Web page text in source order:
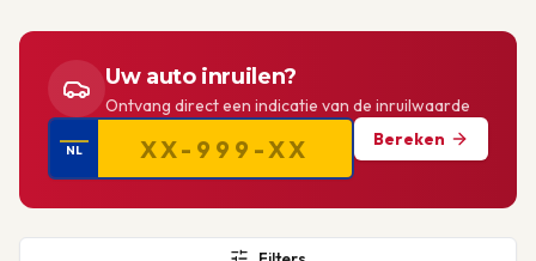
Uw auto inruilen?
Ontvang direct een indicatie van de inruilwaarde
NL
Bereken